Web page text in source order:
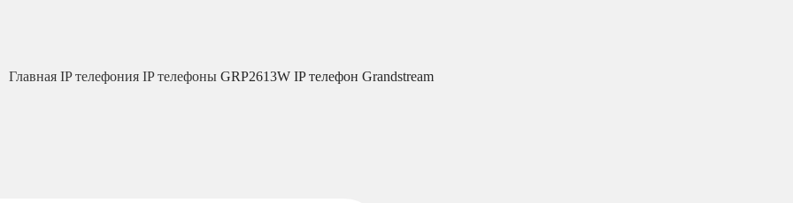
Главная IP телефония IP телефоны GRP2613W IP телефон Grandstream